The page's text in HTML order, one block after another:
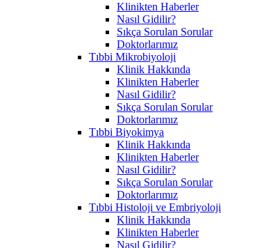
Klinikten Haberler
Nasıl Gidilir?
Sıkça Sorulan Sorular
Doktorlarımız
Tıbbi Mikrobiyoloji
Klinik Hakkında
Klinikten Haberler
Nasıl Gidilir?
Sıkça Sorulan Sorular
Doktorlarımız
Tıbbi Biyokimya
Klinik Hakkında
Klinikten Haberler
Nasıl Gidilir?
Sıkça Sorulan Sorular
Doktorlarımız
Tıbbi Histoloji ve Embriyoloji
Klinik Hakkında
Klinikten Haberler
Nasıl Gidilir?